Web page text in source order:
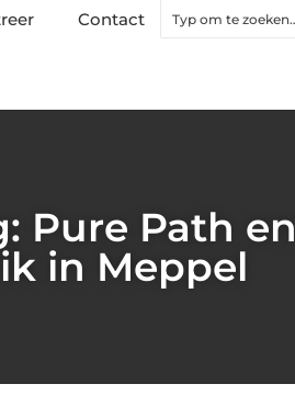
Contact
Pure Path en
in Meppel